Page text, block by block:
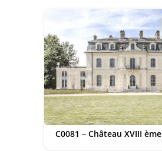
C0081 – Château XVIII ème